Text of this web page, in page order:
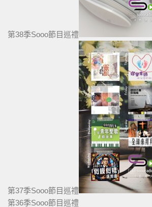
第38季Sooo節目巡禮
第37季Sooo節目巡禮
第36季Sooo節目巡禮